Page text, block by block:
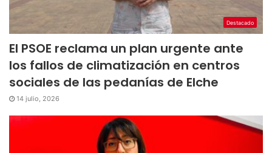
Destacado
El PSOE reclama un plan urgente ante
los fallos de climatización en centros
sociales de las pedanías de Elche
14 julio, 2026